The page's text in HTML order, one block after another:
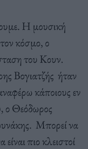
Η μουσική
κόσμο, ο
του Κουν.
Βογιατζής ήταν
κάποιους εν
ο Θεόδωρος
Μπορεί να
πιο κλειστοί